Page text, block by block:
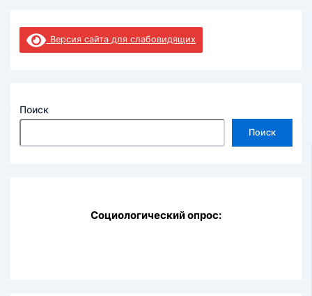
Версия сайта для слабовидящих
Поиск
Поиск
Социологический опрос: